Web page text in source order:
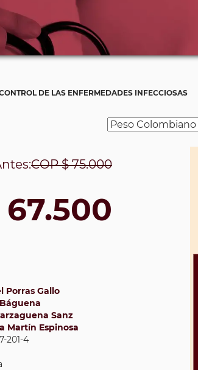
DE LAS ENFERMEDADES INFECCIOSAS
COP$ 75.000
67.500
Porras Gallo
Sanz
Martín Espinosa
201-4